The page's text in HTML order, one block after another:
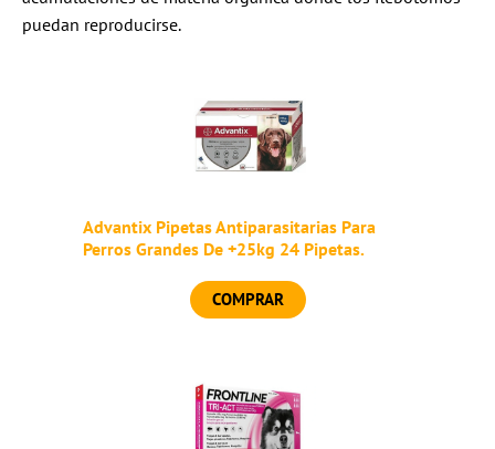
puedan reproducirse.​
Advantix Pipetas Antiparasitarias Para
Perros Grandes De +25kg 24 Pipetas.
COMPRAR